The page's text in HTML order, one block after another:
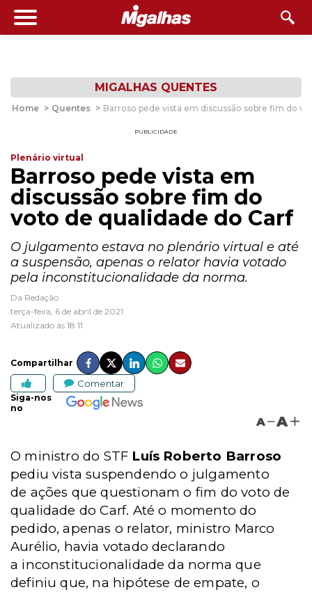
MIGALHAS QUENTES
Home > Quentes > Barroso pede vista em discussão sobre fim do
PUBLICIDADE
Plenário virtual
Barroso pede vista em
discussão sobre fim do
voto de qualidade do Carf
O julgamento estava no plenário virtual e até
a suspensão, apenas o relator havia votado
pela inconstitucionalidade da norma.
Da Redação
terça-feira, 6 de abril de 2021
Atualizado às 18:11
Compartilhar
Comentar
Siga-nos
no
A A
O ministro do STF Luís Roberto Barroso
pediu vista suspendendo o julgamento
de ações que questionam o fim do voto de
qualidade do Carf. Até o momento do
pedido, apenas o relator, ministro Marco
Aurélio, havia votado declarando
a inconstitucionalidade da norma que
definiu que, na hipótese de empate, o